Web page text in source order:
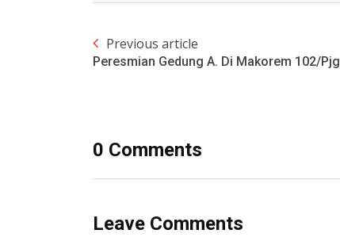
Previous article
Peresmian Gedung A. Di Makorem 102/Pjg
0 Comments
Leave Comments